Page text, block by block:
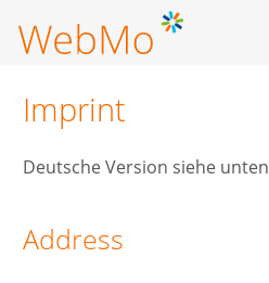
Imprint
Deutsche Version siehe unten
Address